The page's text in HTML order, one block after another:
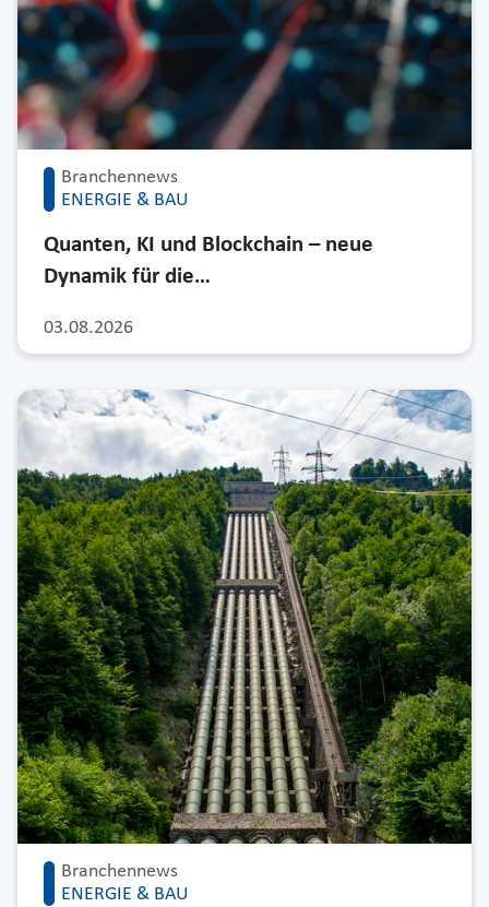
Branchennews
ENERGIE & BAU
03.08.2026
Quanten, KI und Blockchain – neue
Dynamik für die…
Branchennews
ENERGIE & BAU